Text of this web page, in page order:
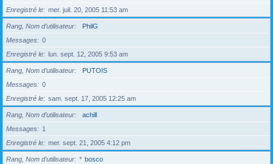
Enregistré le
mer. juil. 20, 2005 11:53 am
Rang, Nom d’utilisateur
PhilG
Messages
0
Enregistré le
lun. sept. 12, 2005 9:53 am
Rang, Nom d’utilisateur
PUTOIS
Messages
0
Enregistré le
sam. sept. 17, 2005 12:25 am
Rang, Nom d’utilisateur
achill
Messages
1
Enregistré le
mer. sept. 21, 2005 4:12 pm
Rang, Nom d’utilisateur * bosco